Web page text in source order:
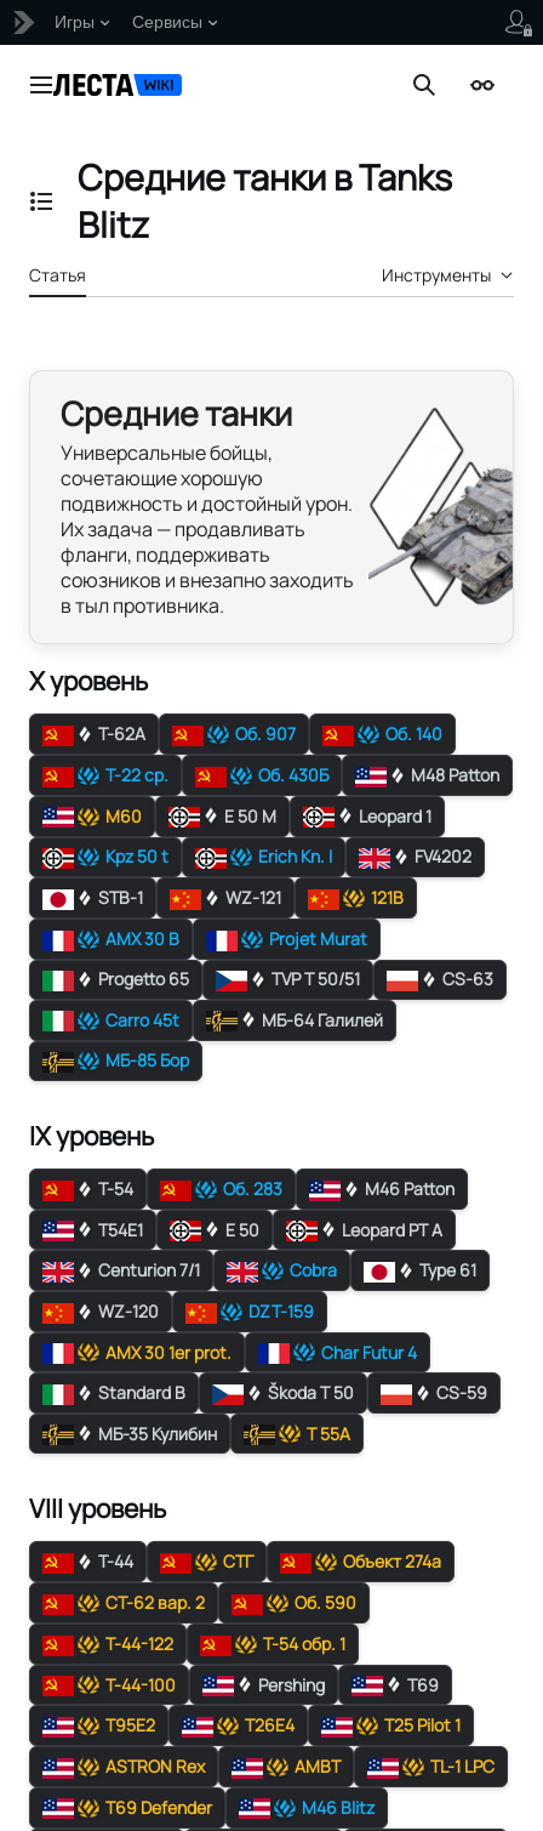
Игры Сервисы
Главное меню Поиск
Отобразить/Скрыть содержание
Средние танки в Tanks
Blitz
Статья Инструменты
Средние танки
Универсальные бойцы,
сочетающие хорошую
подвижность и достойный урон.
Их задача — продавливать
фланги, поддерживать
союзников и внезапно заходить
в тыл противника.
X уровень
Т-62А Об. 907
Об. 140
Т-22 ср.
Об. 430Б
M48 Patton
M60
E 50 M
Leopard 1
Kpz 50 t
Erich Kn. I
FV4202
STB-1
WZ-121
121B
AMX 30 B
Projet Murat
Progetto 65
TVP T 50/51
CS-63
Carro 45t
МБ-64 Галилей
МБ-85 Бор
IX уровень
Т-54 Об. 283
M46 Patton
T54E1
E 50
Leopard PT A
Centurion 7/1
Cobra
Type 61
WZ-120
DZT-159
AMX 30 1er prot.
Char Futur 4
Standard B
Škoda T 50
CS-59
МБ-35 Кулибин
Т 55А
VIII уровень
Т-44 СТГ
Объект 274а
СТ-62 вар. 2
Об. 590
Т-44-122
Т-54 обр. 1
Т-44-100
Pershing
T69
T95E2
T26E4
T25 Pilot 1
ASTRON Rex
AMBT
TL-1 LPC
T69 Defender
M46 Blitz